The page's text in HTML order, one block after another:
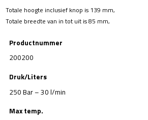
Totale hoogte inclusief knop is 139 mm,
Totale breedte van in tot uit is 85 mm,
Productnummer
200200
Druk/Liters
250 Bar – 30 l/min
Max temp.